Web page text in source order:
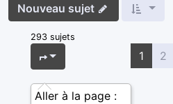
Nouveau sujet
293 sujets
Page
Aller à la page :
1 2